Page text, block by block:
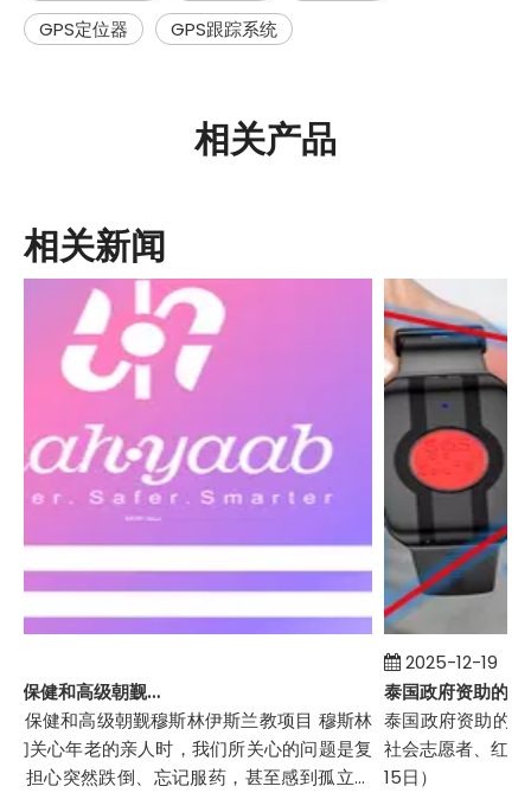
GPS定位器
GPS跟踪系统
相关产品
相关新闻
伊朗生命线老年保健和高级朝觐项目
健和高级朝觐穆斯林伊斯兰教项目 穆斯林
关心年老的亲人时，我们所关心的问题是复
心突然跌倒、忘记服药，甚至感到孤立无
2025-12-19
泰国政府资助的老
社会志愿者、红十字
15日）